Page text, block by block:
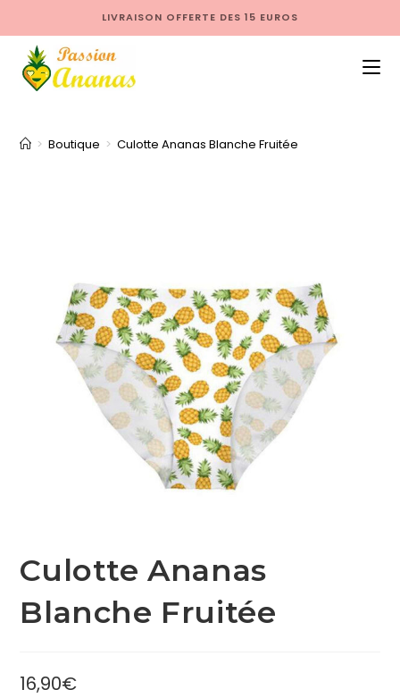
LIVRAISON OFFERTE DES 15 EUROS
> Boutique > Culotte Ananas Blanche Fruitée
Culotte Ananas
Blanche Fruitée
16,90€